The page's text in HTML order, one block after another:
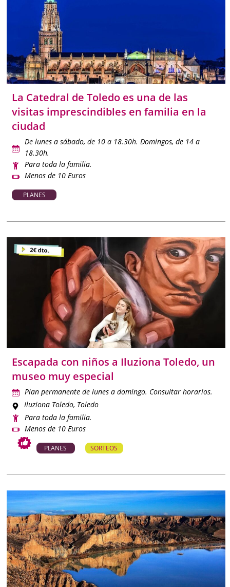
La Catedral de Toledo es una de las
visitas imprescindibles en familia en la
ciudad
De lunes a sábado, de 10 a 18.30h. Domingos, de 14 a
18.30h.
Para toda la familia.
Menos de 10 Euros
PLANES
Escapada con niños a Iluziona Toledo, un
museo muy especial
Plan permanente de lunes a domingo. Consultar horarios.
Iluziona Toledo, Toledo
Para toda la familia.
Menos de 10 Euros
PLANES SORTEOS